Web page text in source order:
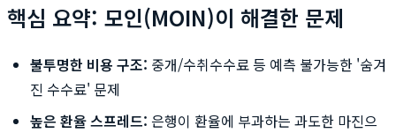
핵심 요약: 모인(MOIN)이 해결한 문제
불투명한 비용 구조: 중개/수취수수료 등 예측 불가능한 '숨겨
진 수수료' 문제
높은 환율 스프레드: 은행이 환율에 부과하는 과도한 마진으